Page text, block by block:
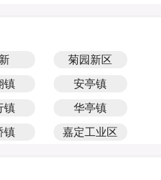
菊园新区
镇 安亭镇
镇 华亭镇
镇 嘉定工业区